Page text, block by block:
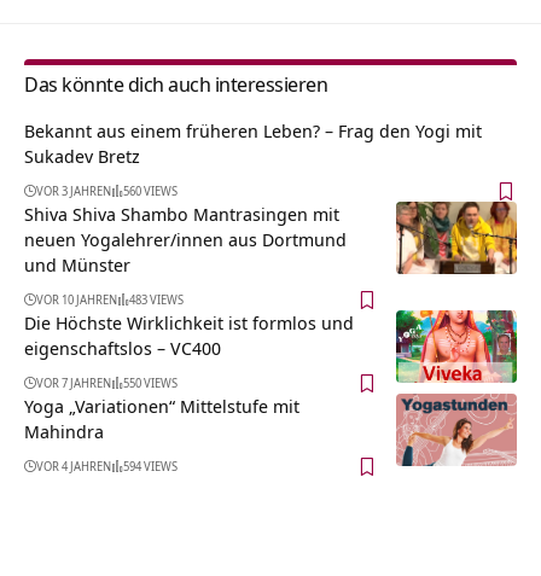
Das könnte dich auch interessieren
Bekannt aus einem früheren Leben? – Frag den Yogi mit
Sukadev Bretz
VOR 3 JAHREN 560 VIEWS
Shiva Shiva Shambo Mantrasingen mit
neuen Yogalehrer/innen aus Dortmund
und Münster
VOR 10 JAHREN 483 VIEWS
Die Höchste Wirklichkeit ist formlos und
eigenschaftslos – VC400
VOR 7 JAHREN 550 VIEWS
Yoga „Variationen“ Mittelstufe mit
Mahindra
VOR 4 JAHREN 594 VIEWS